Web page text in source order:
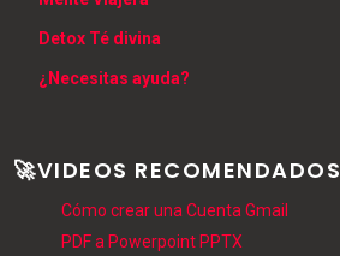
Detox Té divina
¿Necesitas ayuda?
🚀VIDEOS RECOMENDADOS
Cómo crear una Cuenta Gmail
PDF a Powerpoint PPTX